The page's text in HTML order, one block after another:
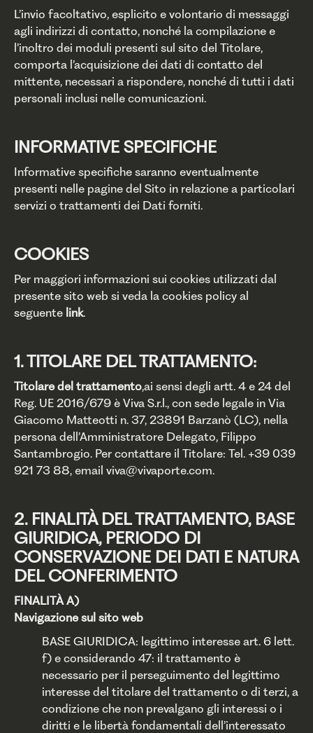
L’invio facoltativo, esplicito e volontario di messaggi
agli indirizzi di contatto, nonché la compilazione e
l’inoltro dei moduli presenti sul sito del Titolare,
comporta l’acquisizione dei dati di contatto del
mittente, necessari a rispondere, nonché di tutti i dati
personali inclusi nelle comunicazioni.
INFORMATIVE SPECIFICHE
Informative specifiche saranno eventualmente
presenti nelle pagine del Sito in relazione a particolari
servizi o trattamenti dei Dati forniti.
COOKIES
Per maggiori informazioni sui cookies utilizzati dal
presente sito web si veda la cookies policy al
seguente link.
1. TITOLARE DEL TRATTAMENTO:
Titolare del trattamento,ai sensi degli artt. 4 e 24 del
Reg. UE 2016/679 è Viva S.r.l., con sede legale in Via
Giacomo Matteotti n. 37, 23891 Barzanò (LC), nella
persona dell’Amministratore Delegato, Filippo
Santambrogio. Per contattare il Titolare: Tel. +39 039
921 73 88, email viva@vivaporte.com.
2. FINALITÀ DEL TRATTAMENTO, BASE
GIURIDICA, PERIODO DI
CONSERVAZIONE DEI DATI E NATURA
DEL CONFERIMENTO
FINALITÀ A)
Navigazione sul sito web
BASE GIURIDICA: legittimo interesse art. 6 lett.
f) e considerando 47: il trattamento è
necessario per il perseguimento del legittimo
interesse del titolare del trattamento o di terzi, a
condizione che non prevalgano gli interessi o i
diritti e le libertà fondamentali dell’interessato